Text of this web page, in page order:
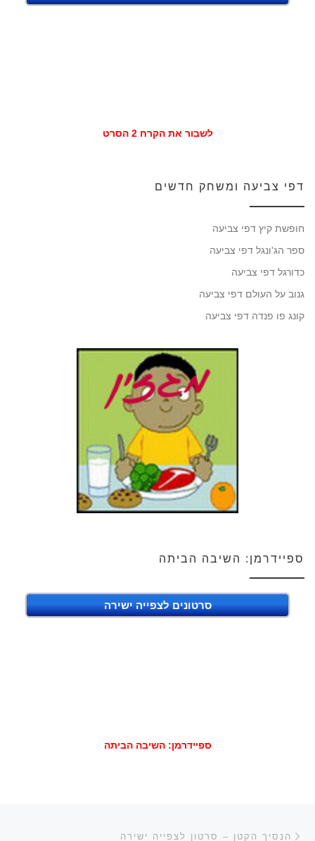
לשבור את הקרח 2 הסרט
דפי צביעה ומשחק חדשים
חופשת קיץ דפי צביעה
ספר הג'ונגל דפי צביעה
כדורגל דפי צביעה
גנוב על העולם דפי צביעה
קונג פו פנדה דפי צביעה
ספיידרמן: השיבה הביתה
סרטונים לצפייה ישירה
ספיידרמן: השיבה הביתה
ניווט בפוסטים
הנסיך הקטן – סרטון לצפייה ישירה